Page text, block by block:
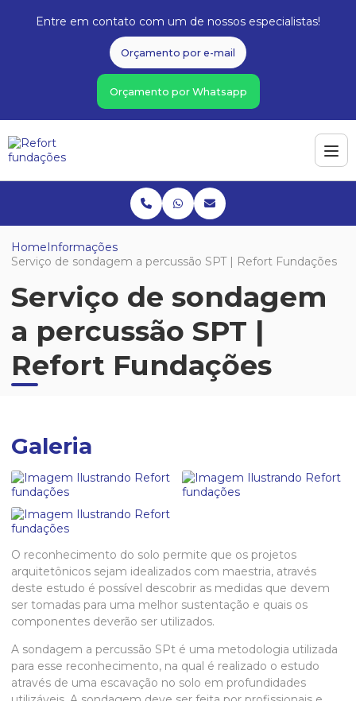
Entre em contato com um de nossos especialistas!
Orçamento por e-mail
Orçamento por Whatsapp
HomeInformações
Serviço de sondagem a percussão SPT | Refort Fundações
Serviço de sondagem
a percussão SPT |
Refort Fundações
Galeria
O reconhecimento do solo permite que os projetos
arquitetônicos sejam idealizados com maestria, através
deste estudo é possível descobrir as medidas que devem
ser tomadas para uma melhor sustentação e quais os
componentes deverão ser utilizados.
A sondagem a percussão SPt é uma metodologia utilizada
para esse reconhecimento, na qual é realizado o estudo
através de uma escavação no solo em profundidades